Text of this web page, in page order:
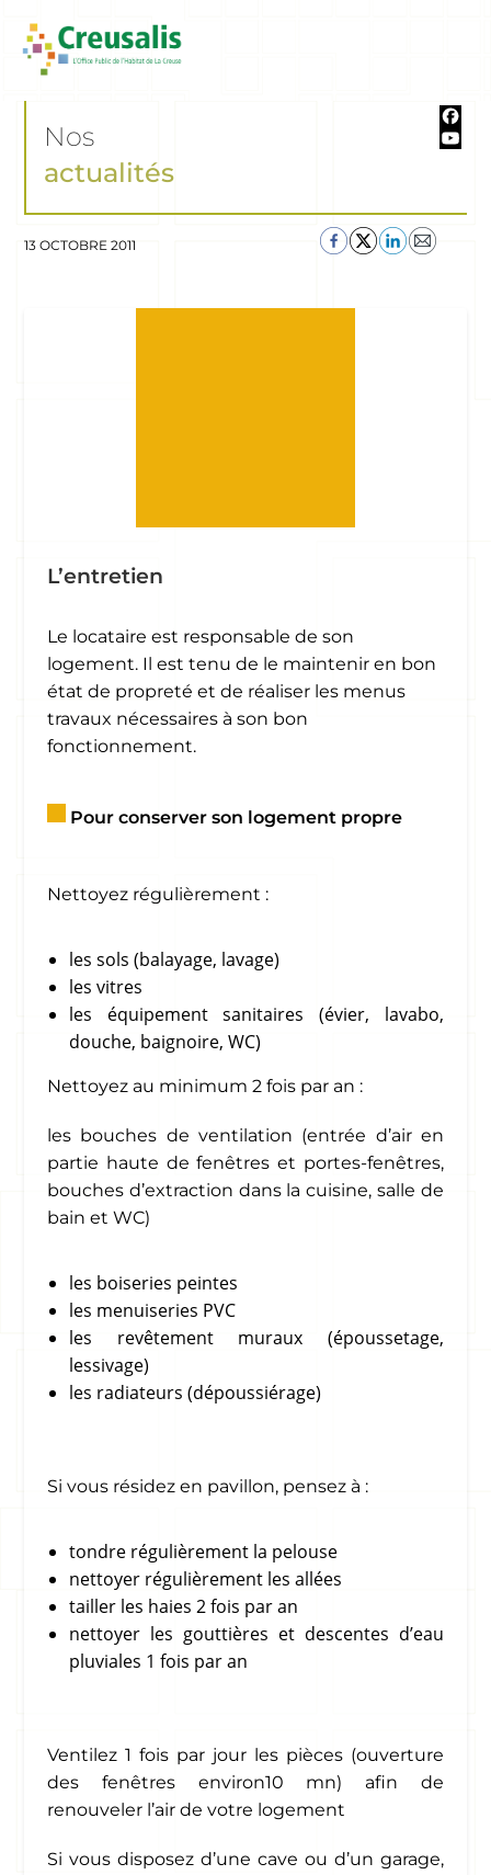
Nos
actualités
13 OCTOBRE 2011
L’entretien
Le locataire est responsable de son
logement. Il est tenu de le maintenir en bon
état de propreté et de réaliser les menus
travaux nécessaires à son bon
fonctionnement.
Pour conserver son logement propre
Nettoyez régulièrement :
les sols (balayage, lavage)
les vitres
les équipement sanitaires (évier, lavabo,
douche, baignoire, WC)
Nettoyez au minimum 2 fois par an :
les bouches de ventilation (entrée d’air en
partie haute de fenêtres et portes-fenêtres,
bouches d’extraction dans la cuisine, salle de
bain et WC)
les boiseries peintes
les menuiseries PVC
les revêtement muraux (époussetage,
lessivage)
les radiateurs (dépoussiérage)
Si vous résidez en pavillon, pensez à :
tondre régulièrement la pelouse
nettoyer régulièrement les allées
tailler les haies 2 fois par an
nettoyer les gouttières et descentes d’eau
pluviales 1 fois par an
Ventilez 1 fois par jour les pièces (ouverture
des fenêtres environ10 mn) afin de
renouveler l’air de votre logement
Si vous disposez d’une cave ou d’un garage,